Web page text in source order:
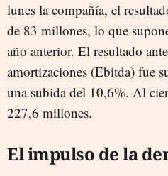
lunes la compañía, el
de 83 millones, lo que
año anterior. El resultado
amortizaciones (Ebitda) fue
una subida del 10,6%. Al
227,6 millones.
El impulso de la